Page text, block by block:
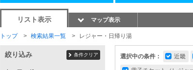
リスト表示 マップ表示
トップ 検索結果一覧 レジャー・日帰り湯
選択中の条件： 近畿
絞り込み 条件クリア